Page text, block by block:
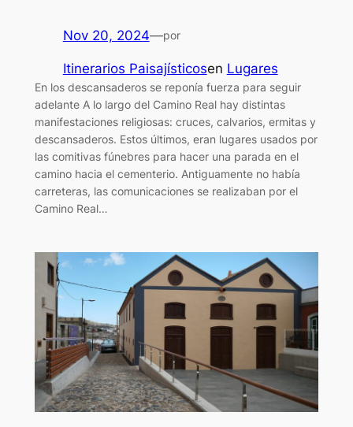
Nov 20, 2024—por
Itinerarios Paisajísticosen Lugares
En los descansaderos se reponía fuerza para seguir
adelante A lo largo del Camino Real hay distintas
manifestaciones religiosas: cruces, calvarios, ermitas y
descansaderos. Estos últimos, eran lugares usados por
las comitivas fúnebres para hacer una parada en el
camino hacia el cementerio. Antiguamente no había
carreteras, las comunicaciones se realizaban por el
Camino Real…